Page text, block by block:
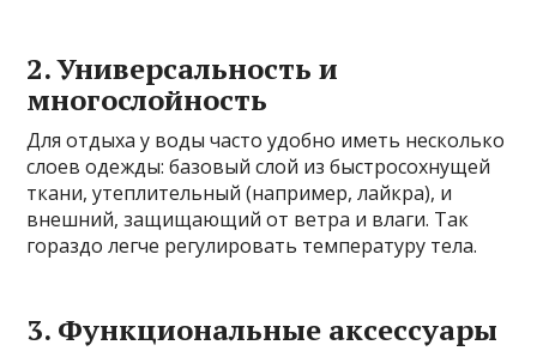
2. Универсальность и
многослойность
Для отдыха у воды часто удобно иметь несколько
слоев одежды: базовый слой из быстросохнущей
ткани, утеплительный (например, лайкра), и
внешний, защищающий от ветра и влаги. Так
гораздо легче регулировать температуру тела.
3. Функциональные аксессуары